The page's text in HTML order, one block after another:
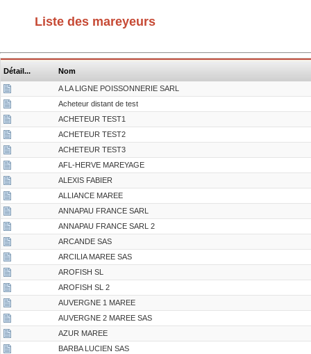
Liste des mareyeurs
Détail... Nom
A LA LIGNE POISSONNERIE SARL
Acheteur distant de test
ACHETEUR TEST1
ACHETEUR TEST2
ACHETEUR TEST3
AFL-HERVE MAREYAGE
ALEXIS FABIER
ALLIANCE MAREE
ANNAPAU FRANCE SARL
ANNAPAU FRANCE SARL 2
ARCANDE SAS
ARCILIA MAREE SAS
AROFISH SL
AROFISH SL 2
AUVERGNE 1 MAREE
AUVERGNE 2 MAREE SAS
AZUR MAREE
BARBA LUCIEN SAS